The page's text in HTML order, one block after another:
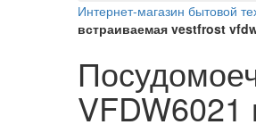
Интернет-магазин бытовой
встраиваемая vestfrost
VFDW6021